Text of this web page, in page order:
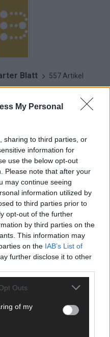
My Personal
sharing to third parties, or
information for
use the below opt-out
Please note that after your
may continue seeing
information utilized by
to third parties prior to
opt-out of the further
by third parties on the
This information may
on the IAB’s List of
further disclose it to other
Outs
of my
Blatt 557 Artikel
Stuttgart. Unsere Redaktion
aktuell über das Geschehen
und nah an den Menschen.